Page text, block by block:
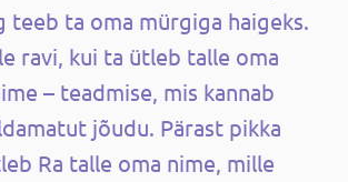
teeb ta oma mürgiga haigeks.
ravi, kui ta ütleb talle oma
– teadmise, mis kannab
jõudu. Pärast pikka
Ra talle oma nime, mille